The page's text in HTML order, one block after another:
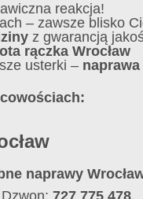
reakcja!
– zawsze blisko
z gwarancją
rączka Wrocław
usterki – naprawa
naprawy